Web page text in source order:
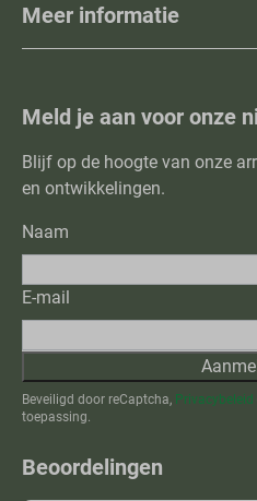
Meer informatie
Meld je aan voor onze
Blijf op de hoogte van onze
en ontwikkelingen.
Naam
E-mail
Beveiligd door reCaptcha, Privacybeleid
toepassing.
Beoordelingen